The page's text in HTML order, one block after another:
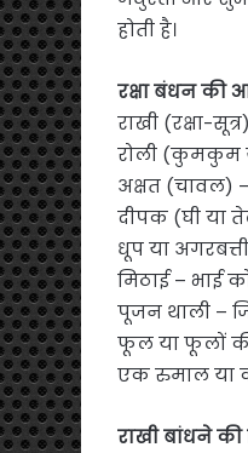
होती है।
रक्षा बंधन की
राखी (रक्षा-
रोली (कुमकुम
अक्षत (चावल)
दीपक (घी या
धूप या
मिठाई – भाई
पूजन थाली –
फूल या फूलों
एक रुमाल या
राखी बांधने की